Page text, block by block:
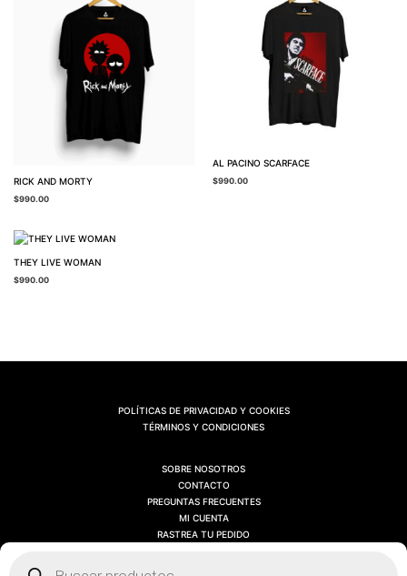
RICK AND MORTY
$990.00
AL PACINO SCARFACE
$990.00
THEY LIVE WOMAN
$990.00
POLÍTICAS DE PRIVACIDAD Y COOKIES
TÉRMINOS Y CONDICIONES
SOBRE NOSOTROS
CONTACTO
PREGUNTAS FRECUENTES
MI CUENTA
RASTREA TU PEDIDO
Búsqueda